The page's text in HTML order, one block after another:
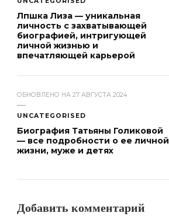
Лпшка Лиза — уникальная
личность с захватывающей
биографией, интригующей
личной жизнью и
впечатляющей карьерой
ОБНОВЛЕНО НА 27 АВГУСТА 2024
UNCATEGORISED
Биография Татьяны Голиковой
— все подробности о ее личной
жизни, муже и детях
Добавить комментарий